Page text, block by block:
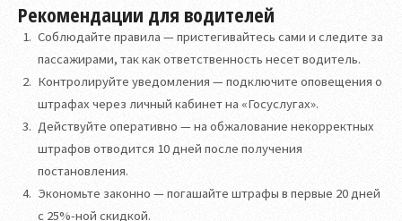
Рекомендации для водителей
Соблюдайте правила — пристегивайтесь сами и следите за
пассажирами, так как ответственность несет водитель.
Контролируйте уведомления — подключите оповещения о
штрафах через личный кабинет на «Госуслугах».
Действуйте оперативно — на обжалование некорректных
штрафов отводится 10 дней после получения
постановления.
Экономьте законно — погашайте штрафы в первые 20 дней
с 25%-ной скидкой.